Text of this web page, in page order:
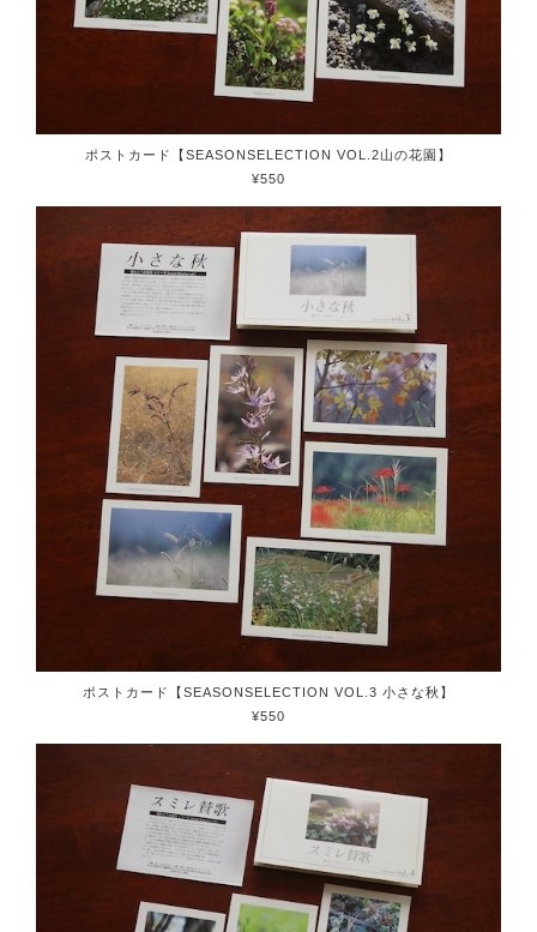
ポストカード【SEASONSELECTION VOL.2山の花園】
¥550
ポストカード【SEASONSELECTION VOL.3 小さな秋】
¥550